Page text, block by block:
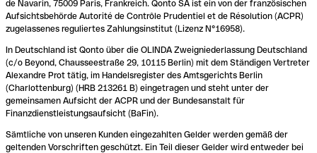
de Navarin, 75009 Paris, Frankreich. Qonto SA ist ein von der französischen
Aufsichtsbehörde Autorité de Contrôle Prudentiel et de Résolution (ACPR)
zugelassenes reguliertes Zahlungsinstitut (Lizenz N°16958).
In Deutschland ist Qonto über die OLINDA Zweigniederlassung Deutschland
(c/o Beyond, Chausseestraße 29, 10115 Berlin) mit dem Ständigen Vertreter
Alexandre Prot tätig, im Handelsregister des Amtsgerichts Berlin
(Charlottenburg) (HRB 213261 B) eingetragen und steht unter der
gemeinsamen Aufsicht der ACPR und der Bundesanstalt für
Finanzdienstleistungsaufsicht (BaFin).
Sämtliche von unseren Kunden eingezahlten Gelder werden gemäß der
geltenden Vorschriften geschützt. Ein Teil dieser Gelder wird entweder bei